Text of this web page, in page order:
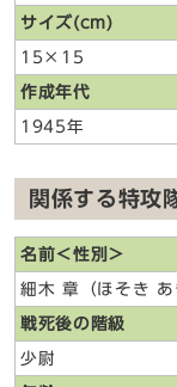
サイズ(cm)
15×15
作成年代
1945年
関係する特攻
名前＜性別＞
細木 章（ほそき あ
戦死後の階級
少尉